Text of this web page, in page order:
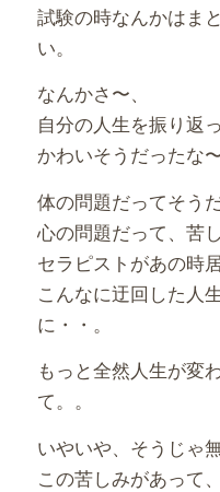
試験の時なんかはま
い。
なんかさ〜、
自分の人生を振り返っ
かわいそうだったな
体の問題だってそうだ
心の問題だって、苦
セラピストがあの時
こんなに迂回した人
に・・。
もっと全然人生が変
て。。
いやいや、そうじゃ
この苦しみがあって